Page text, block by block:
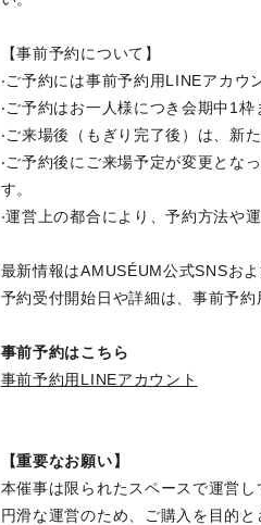
【事前予約について】
‧ご予約には事前予約用LINEアカウ
‧ご予約はお一人様につき会期中1枠
‧ご来場後（もぎり完了後）は、新
‧ご予約後にご来場予定が変更とな
す。
‧運営上の都合により、予約方法や
最新情報はAMUSÉUM公式SNSお
予約受付開始日や詳細は、事前予
事前予約はこちら
事前予約用LINEアカウント
【重要なお願い】
本催事は限られたスペースで運営し
円滑な運営のため、ご購入を目的